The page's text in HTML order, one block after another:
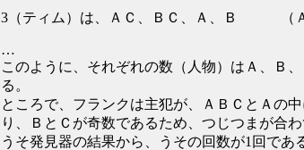
3（ティム）は、ＡＣ、ＢＣ、Ａ、Ｂ （
…
このように、それぞれの数（人物）はＡ、Ｂ
る。
ところで、フランクは主犯が、ＡＢＣとＡ
り、ＢとＣが奇数であるため、つじつまが合
うそ発見器の結果から、うその回数が1回で